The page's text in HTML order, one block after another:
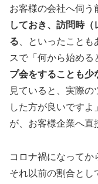
お客様の会社へ伺う
しておき、訪問時
る 、といったこと
スで「何から始める
プ会をすることも少
見ていると、実際の
した方が良いです
が、お客様企業へ直
コロナ禍になってか
それ以前の割合とし